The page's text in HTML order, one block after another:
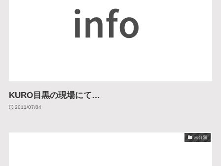
KURO目黒の現場にて…
2011/07/04
未分類